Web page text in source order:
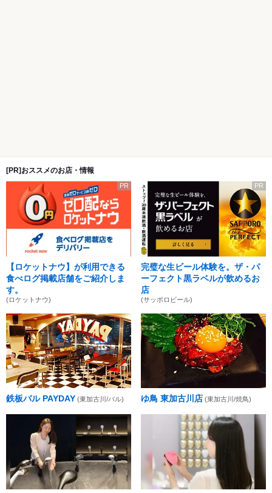
[PR]おススメのお店・情報
PR
【ロケットナウ】が利用できる
食べログ掲載店舗をご紹介しま
す。
(ロケットナウ)
PR
完璧な生ビール体験を。ザ・パ
ーフェクト黒ラベルが飲めるお
店
(サッポロビール)
鉄板バル PAYDAY (東加古川/バル) ゆ鳥 東加古川店 (東加古川/焼鳥)